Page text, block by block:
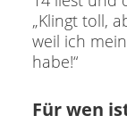
„Klingt toll,
weil ich
habe!“
Für wen